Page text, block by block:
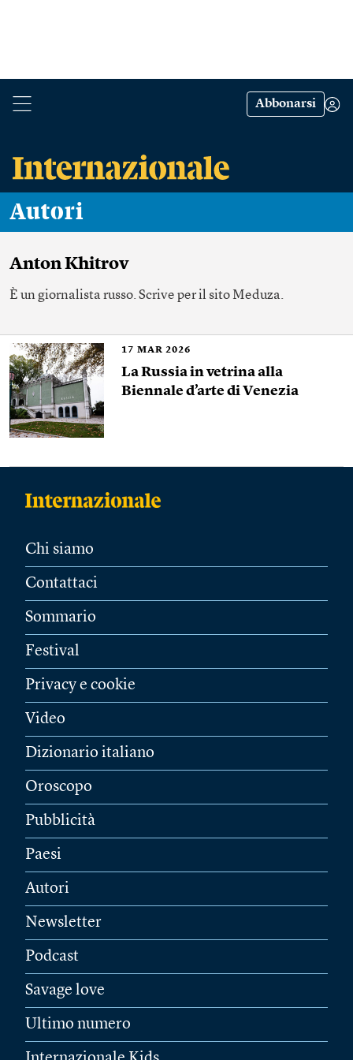
Abbonarsi
Autori
Anton Khitrov
È un giornalista russo. Scrive per il sito Meduza.
17 MAR 2026
La Russia in vetrina alla
Biennale d’arte di Venezia
Chi siamo
Contattaci
Sommario
Festival
Privacy e cookie
Video
Dizionario italiano
Oroscopo
Pubblicità
Paesi
Autori
Newsletter
Podcast
Savage love
Ultimo numero